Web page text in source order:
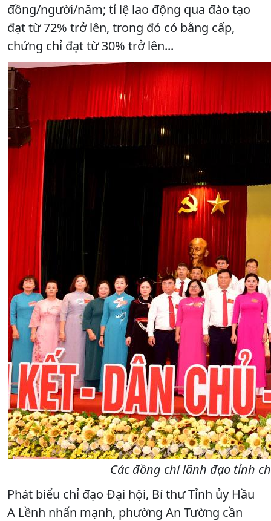
đồng/người/năm; tỉ lệ lao động qua đào tạo
đạt từ 72% trở lên, trong đó có bằng cấp,
chứng chỉ đạt từ 30% trở lên...
Các đồng chí lãnh đạo tỉnh
Phát biểu chỉ đạo Đại hội, Bí thư Tỉnh ủy Hầu
A Lềnh nhấn mạnh, phường An Tường cần